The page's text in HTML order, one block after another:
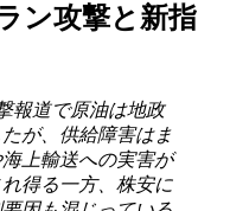
ン攻撃と新指
報道で原油は地政
が、供給障害はま
上輸送への実害が
得る一方、株安に